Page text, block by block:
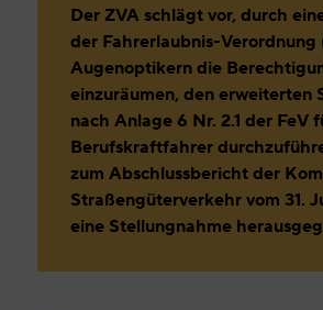
Der ZVA schlägt vor, durch
der Fahrerlaubnis-Verordnung
Augenoptikern die
einzuräumen, den erweiterten
nach Anlage 6 Nr. 2.1 der FeV
Berufskraftfahrer
zum Abschlussbericht der
Straßengüterverkehr vom 31.
eine Stellungnahme